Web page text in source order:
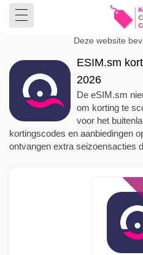
Deze website
ESIM.sm
2026
De eSIM.sm
om korting te
voor het
kortingscodes en aanbiedingen
ontvangen extra seizoensacties